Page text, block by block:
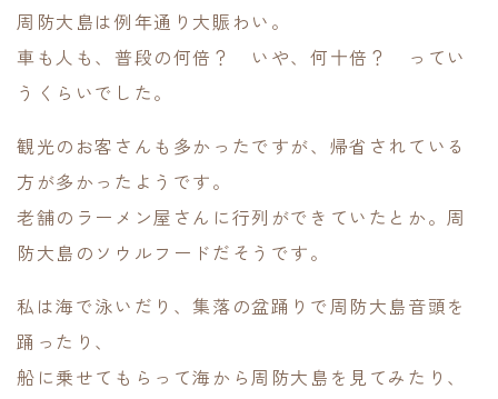
周防大島は例年通り大賑わい。
車も人も、普段の何倍？ いや、何十倍？ ってい
うくらいでした。
観光のお客さんも多かったですが、帰省されている
方が多かったようです。
老舗のラーメン屋さんに行列ができていたとか。周
防大島のソウルフードだそうです。
私は海で泳いだり、集落の盆踊りで周防大島音頭を
踊ったり、
船に乗せてもらって海から周防大島を見てみたり、